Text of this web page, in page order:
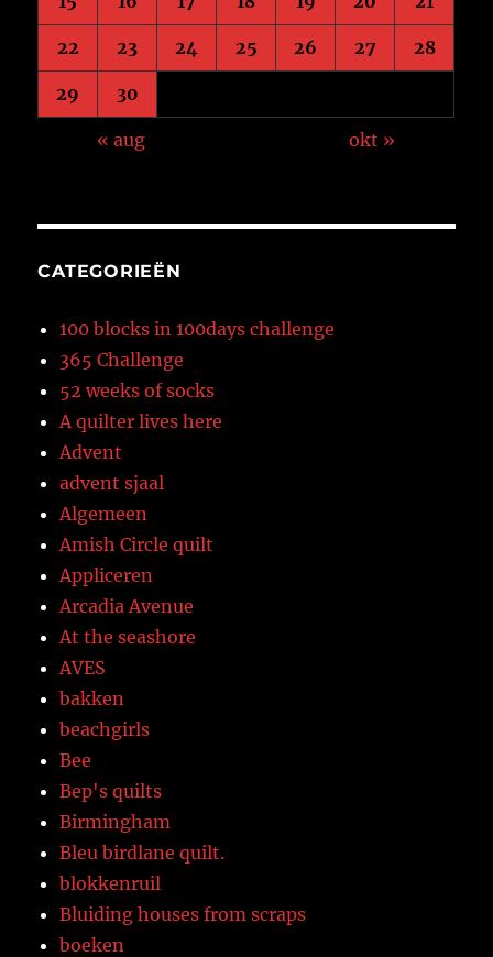
22 23 24 25 26 27 28
29 30
« aug okt »
CATEGORIEËN
100 blocks in 100days challenge
365 Challenge
52 weeks of socks
A quilter lives here
Advent
advent sjaal
Algemeen
Amish Circle quilt
Appliceren
Arcadia Avenue
At the seashore
AVES
bakken
beachgirls
Bee
Bep's quilts
Birmingham
Bleu birdlane quilt.
blokkenruil
Bluiding houses from scraps
boeken